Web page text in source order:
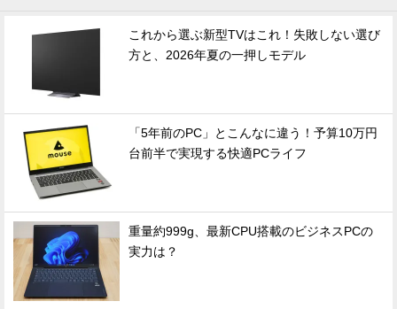
これから選ぶ新型TVはこれ！失敗しない選び
方と、2026年夏の一押しモデル
「5年前のPC」とこんなに違う！予算10万円
台前半で実現する快適PCライフ
重量約999g、最新CPU搭載のビジネスPCの
実力は？